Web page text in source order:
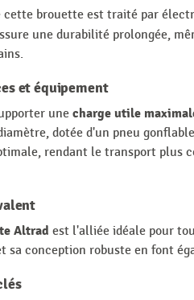
cette brouette est traité par
une durabilité prolongée,
et équipement
une charge utile
dotée d'un pneu
rendant le transport plus
Altrad est l'alliée idéale pour
sa conception robuste en font